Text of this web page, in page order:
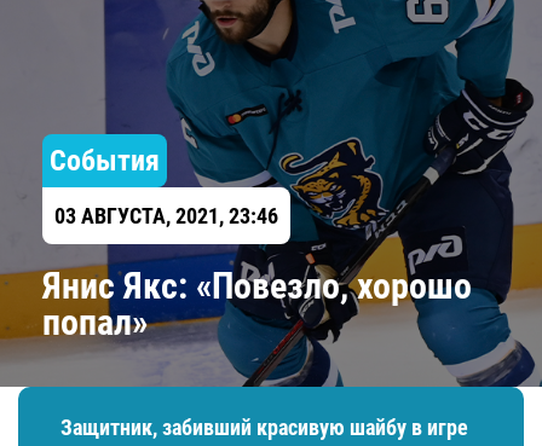
События
03 АВГУСТА, 2021, 23:46
Янис Якс: «Повезло, хорошо
попал»
Защитник, забивший красивую шайбу в игре